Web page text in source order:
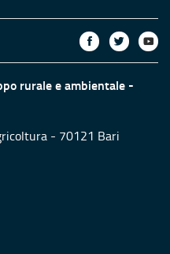
rurale e ambientale -
- 70121 Bari